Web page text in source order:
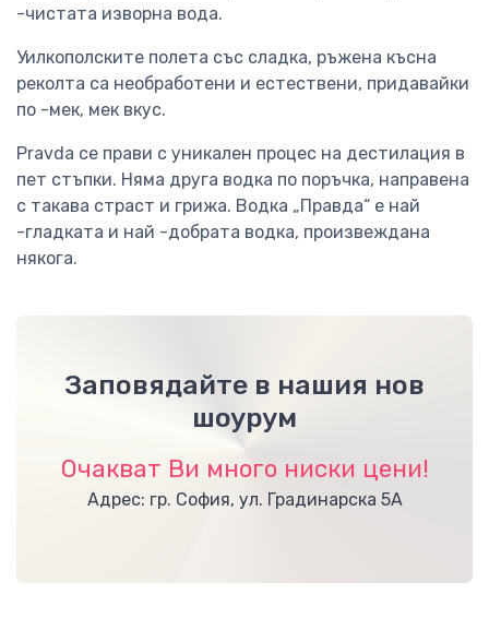
-чистата изворна вода.
Уилкополските полета със сладка, ръжена късна
реколта са необработени и естествени, придавайки
по -мек, мек вкус.
Pravda се прави с уникален процес на дестилация в
пет стъпки. Няма друга водка по поръчка, направена
с такава страст и грижа. Водка „Правда“ е най
-гладката и най -добрата водка, произвеждана
някога.
Заповядайте в нашия нов
шоурум
Очакват Ви много ниски цени!
Адрес: гр. София, ул. Градинарска 5А